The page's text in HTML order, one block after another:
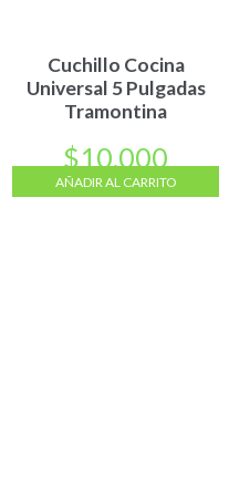
Cuchillo Cocina
Universal 5 Pulgadas
Tramontina
$10.000
AÑADIR AL CARRITO